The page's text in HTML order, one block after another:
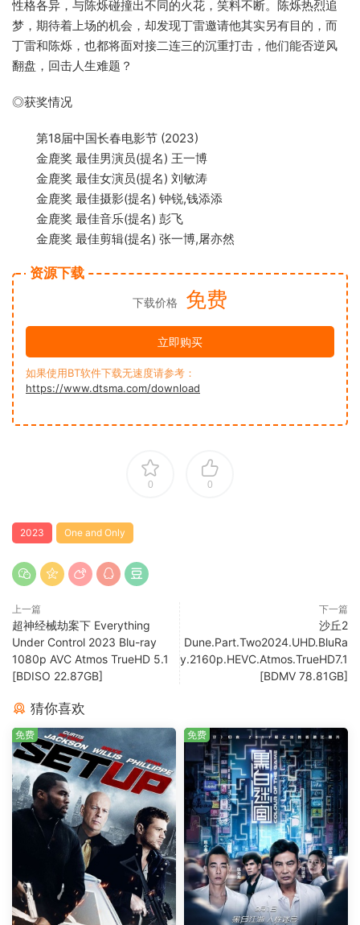
性格各异，与陈烁碰撞出不同的火花，笑料不断。陈烁热烈追
梦，期待着上场的机会，却发现丁雷邀请他其实另有目的，而
丁雷和陈烁，也都将面对接二连三的沉重打击，他们能否逆风
翻盘，回击人生难题？
◎获奖情况
第18届中国长春电影节 (2023)
金鹿奖 最佳男演员(提名) 王一博
金鹿奖 最佳女演员(提名) 刘敏涛
金鹿奖 最佳摄影(提名) 钟锐,钱添添
金鹿奖 最佳音乐(提名) 彭飞
金鹿奖 最佳剪辑(提名) 张一博,屠亦然
资源下载
下载价格 免费
立即购买
如果使用BT软件下载无速度请参考：
https://www.dtsma.com/download
0 0
2023 One and Only
上一篇
超神经械劫案下 Everything
Under Control 2023 Blu-ray
1080p AVC Atmos TrueHD 5.1
[BDISO 22.87GB]
下一篇
沙丘2
Dune.Part.Two2024.UHD.BluRa
y.2160p.HEVC.Atmos.TrueHD7.1
[BDMV 78.81GB]
猜你喜欢
免费 免费